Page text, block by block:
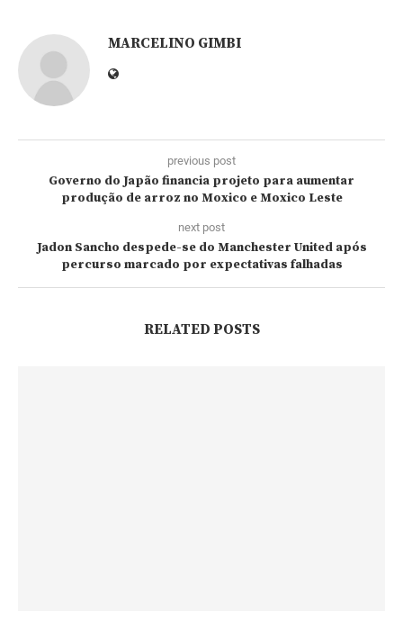
MARCELINO GIMBI
previous post
Governo do Japão financia projeto para aumentar
produção de arroz no Moxico e Moxico Leste
next post
Jadon Sancho despede-se do Manchester United após
percurso marcado por expectativas falhadas
RELATED POSTS